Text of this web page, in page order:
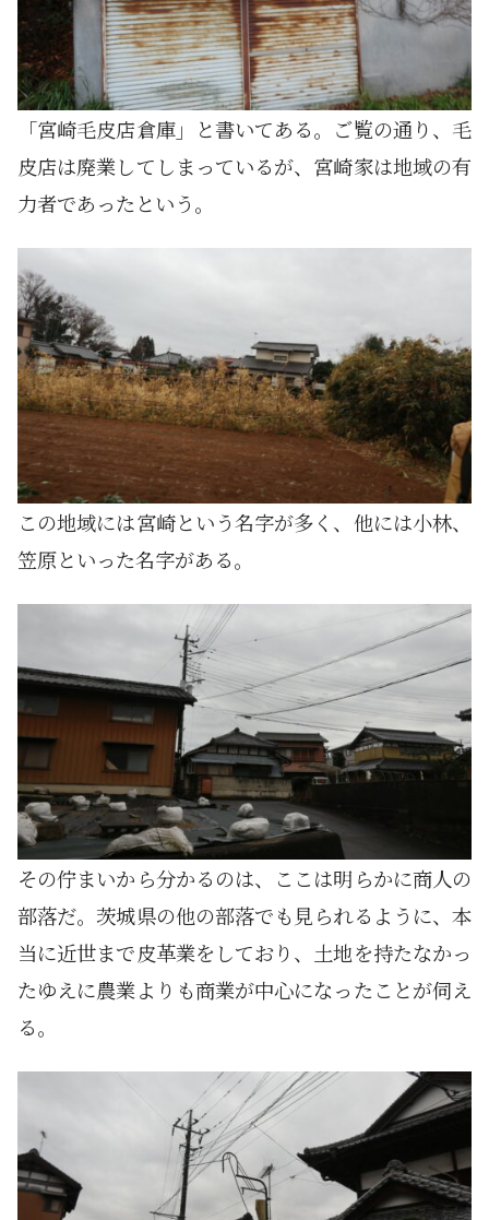
「宮崎毛皮店倉庫」と書いてある。ご覧の通り、毛
皮店は廃業してしまっているが、宮崎家は地域の有
力者であったという。
この地域には宮崎という名字が多く、他には小林、
笠原といった名字がある。
その佇まいから分かるのは、ここは明らかに商人の
部落だ。茨城県の他の部落でも見られるように、本
当に近世まで皮革業をしており、土地を持たなかっ
たゆえに農業よりも商業が中心になったことが伺え
る。